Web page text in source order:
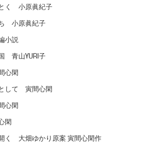
く 小原眞紀子
小原眞紀子
小説
青山YURI子
心閑
して 寅間心閑
心閑
閑
く 大畑ゆかり原案 寅間心閑作